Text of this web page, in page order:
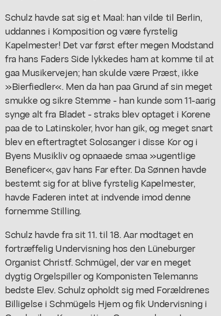
Schulz havde sat sig et Maal: han vilde til Berlin,
uddannes i Komposition og være fyrstelig
Kapelmester! Det var først efter megen Modstand
fra hans Faders Side lykkedes ham at komme til at
gaa Musikervejen; han skulde være Præst, ikke
»Bierfiedler«. Men da han paa Grund af sin meget
smukke og sikre Stemme - han kunde som 11-aarig
synge alt fra Bladet - straks blev optaget i Korene
paa de to Latinskoler, hvor han gik, og meget snart
blev en eftertragtet Solosanger i disse Kor og i
Byens Musikliv og opnaaede smaa »ugentlige
Beneficer«, gav hans Far efter. Da Sønnen havde
bestemt sig for at blive fyrstelig Kapelmester,
havde Faderen intet at indvende imod denne
fornemme Stilling.
Schulz havde fra sit 11. til 18. Aar modtaget en
fortræffelig Undervisning hos den Lüneburger
Organist Christf. Schmügel, der var en meget
dygtig Orgelspiller og Komponisten Telemanns
bedste Elev. Schulz opholdt sig med Forældrenes
Billigelse i Schmügels Hjem og fik Undervisning i